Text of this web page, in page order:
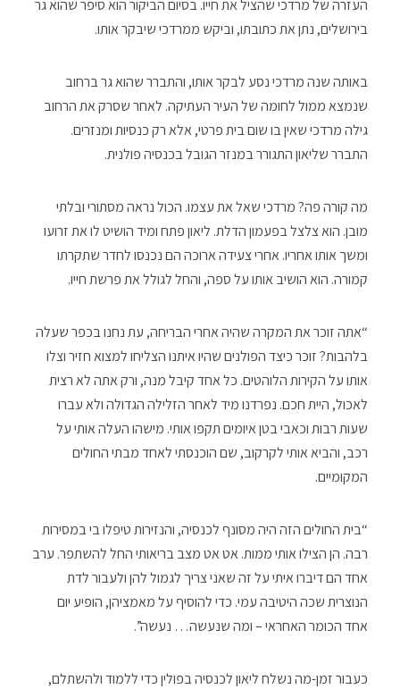
העזרה של מרדכי שהציל את חייו. בסיום הביקור הוא סיפר שהוא גר
בירושלים, נתן את כתובתו, וביקש ממרדכי שיבקר אותו.
באותה שנה מרדכי נסע לבקר אותו, והתברר שהוא גר ברחוב
שנמצא ממול לחומה של העיר העתיקה. לאחר שסרק את הרחוב
גילה מרדכי שאין בו שום בית פרטי, אלא רק כנסיות ומנזרים.
התברר שליאון התגורר במנזר הגובל בכנסיה פולנית.
מה קורה פה? מרדכי שאל את עצמו. הכול נראה מסתורי ובלתי
מובן. הוא צלצל בפעמון הדלת. ליאון פתח ומיד הושיט לו את זרועו
ומשך אותו אחריו. אחרי צעידה ארוכה הם נכנסו לחדר שתקרתו
קמורה. הוא הושיב אותו על ספה, והחל לגולל את פרשת חייו.
“אתה זוכר את המקרה שהיה אחרי הבריחה, עת נחנו בכפר שעלה
בלהבות? זוכר כיצד הפולנים שהיו איתנו הצליחו למצוא חזיר וצלו
אותו על הקירות הלוהטים. כל אחד קיבל מנה, ורק אתה לא רצית
לאכול, היית חכם. נפרדנו מיד לאחר הזלילה הגדולה ולא עברו
שעות רבות וכאבי בטן איומים תקפו אותי. מישהו העלה אותי על
רכב, והביא אותי לקרקוב, שם הוכנסתי לאחד מבתי החולים
המקומיים.
“בית החולים הזה היה מסונף לכנסיה, והנזירות טיפלו בי במסירות
רבה. הן הצילו אותי ממות. אט אט מצב בריאותי החל להשתפר. ערב
אחד הם דיברו איתי על זה שאני צריך לגמול להן ולעבור לדת
הנוצרית שכה היטיבה עמי. כדי להוסיף על מאמציהן, הופיע יום
אחד הכומר האחראי – ומה שנעשה… נעשה”.
כעבור זמן-מה נשלח ליאון לכנסיה בפולין כדי ללמוד ולהשתלם,